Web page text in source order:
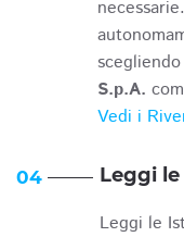
S.p.A.
Vedi i
04 Leggi
Leggi le